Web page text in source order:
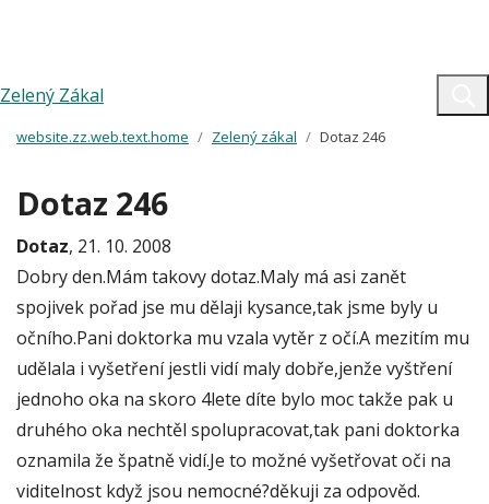
Zelený Zákal
website.zz.web.text.home Zelený zákal Dotaz 246
Dotaz 246
Dotaz, 21. 10. 2008
Dobry den.Mám takovy dotaz.Maly má asi zanět
spojivek pořad jse mu dělaji kysance,tak jsme byly u
očního.Pani doktorka mu vzala vytěr z očí.A mezitím mu
udělala i vyšetření jestli vidí maly dobře,jenže vyštření
jednoho oka na skoro 4lete díte bylo moc takže pak u
druhého oka nechtěl spolupracovat,tak pani doktorka
oznamila že špatně vidí.Je to možné vyšetřovat oči na
viditelnost když jsou nemocné?děkuji za odpověd.